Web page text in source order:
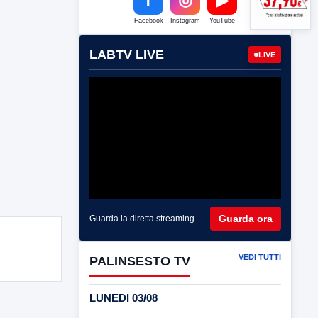
Facebook Instagram YouTube
LABTV LIVE LIVE
Guarda la diretta streaming Guarda ora
PALINSESTO TV VEDI TUTTI
LUNEDI 03/08